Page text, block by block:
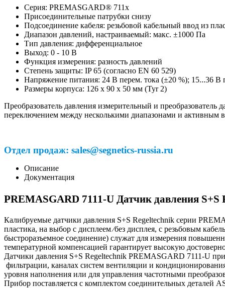
Серия: PREMASGARD® 711x
Присоединительные патрубки снизу
Подсоединение кабеля: резьбовой кабельный ввод из
Диапазон давлений, настраиваемый: макс. ±1000 Па
Тип давления: дифференциальное
Выход: 0 - 10 В
Функция измерения: разность давлений
Степень защиты: IP 65 (согласно EN 60 529)
Напряжение питания: 24 В перем. тока (±20 %); 15...36 В
Размеры корпуса: 126 x 90 x 50 мм (Tyr 2)
Преобразователь давления измерительный и
переключением между несколькими диапазонами и активным
Отдел продаж: sales@segnetics-russia.ru
Описание
Документация
PREMASGARD 7111-U Датчик давления S+S
Калибруемые датчики давления S+S Regeltechnik серии
пластика, на выбор с дисплеем ⁄без дисплея, с резьбовым
быстроразъемное соединение) служат для измерения
температурной компенсацией гарантирует высокую
Датчики давления S+S Regeltechnik PREMASGARD 7111-U
фильтрации, каналах систем вентиляции и
уровня наполнения или для управления частотными
Прибор поставляется с комплектом соединительных